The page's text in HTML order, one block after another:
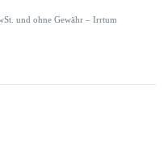
und ohne Gewähr – Irrtum